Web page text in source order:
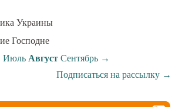
Украины
Господне
Июль Август Сентябрь →
Подписаться на рассылку →